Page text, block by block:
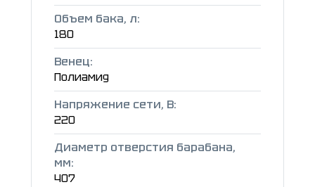
Объем бака, л:
180
Венец:
Полиамид
Напряжение сети, В:
220
Диаметр отверстия барабана,
мм:
407